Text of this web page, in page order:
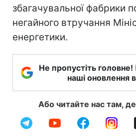
збагачувальної фабрики
негайного втручання
енергетики.
Не пропустіть головне!
наші оновлення
Або читайте нас там,